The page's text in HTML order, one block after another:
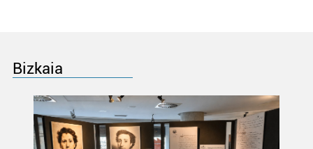
fitxategiak erabiltzen ditu. Zure esperientzia eta
zerbitzuak hobetzeko asmoz, cookie teknologiaz
baliatzen gara. Ohar hau onartuz gero, teknologia hori
Bizkaia